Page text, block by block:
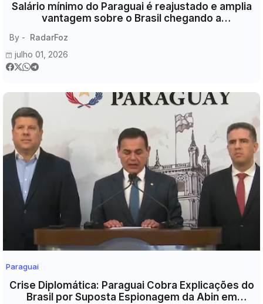
​Salário mínimo do Paraguai é reajustado e amplia
vantagem sobre o Brasil chegando a
By - RadarFoz
julho 01, 2026
Paraguai
Crise Diplomática: Paraguai Cobra Explicações do
Brasil por Suposta Espionagem da Abin em